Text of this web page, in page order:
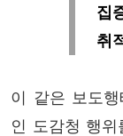
집
취
이 같은 보도
인 도감청 행